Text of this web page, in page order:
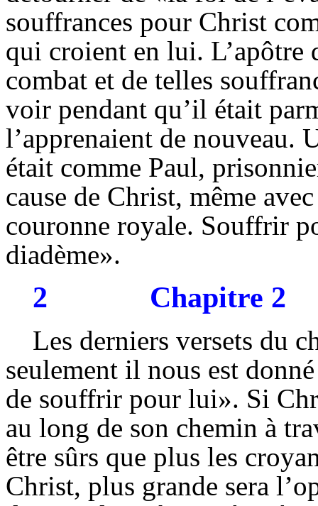
souffrances pour Christ
qui croient en lui. L’apôtre
combat et de telles
voir pendant qu’il était
l’apprenaient de nouveau.
était comme Paul,
cause de Christ, même
couronne royale. Souffrir
diadème».
2 Chapitre 2
Les derniers versets du
seulement il nous est
de souffrir pour lui». Si
au long de son chemin à
être sûrs que plus les
Christ, plus grande sera